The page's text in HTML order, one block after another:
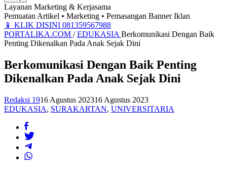
Layanan Marketing & Kerjasama
Pemuatan Artikel • Marketing • Pemasangan Banner Iklan
📱 KLIK DISINI 081359567988
PORTALIKA.COM / EDUKASIA Berkomunikasi Dengan Baik
Penting Dikenalkan Pada Anak Sejak Dini
Berkomunikasi Dengan Baik Penting
Dikenalkan Pada Anak Sejak Dini
Redaksi 1916 Agustus 202316 Agustus 2023
EDUKASIA, SURAKARTAN, UNIVERSITARIA